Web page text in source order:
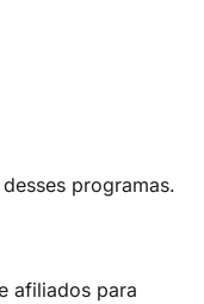
programas.
afiliados para